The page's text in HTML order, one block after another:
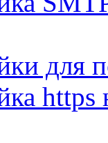
для
https